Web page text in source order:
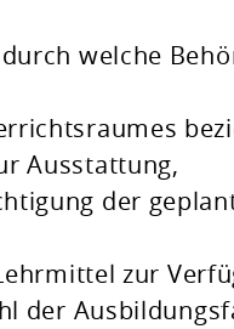
welche
Ausstattung,
der
zur
der